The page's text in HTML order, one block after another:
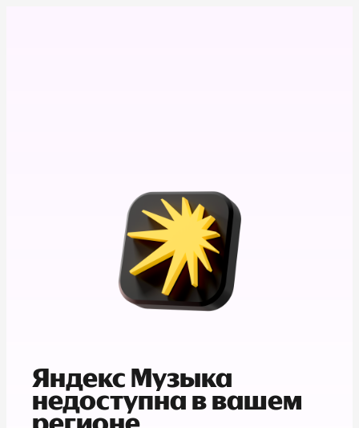
Яндекс Музыка
недоступна в вашем